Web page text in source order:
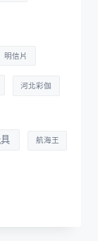
明信片
河北彩伽
航海王